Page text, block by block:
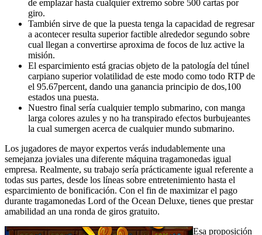
de emplazar hasta cualquier extremo sobre 500 cartas por
giro.
También sirve de que la puesta tenga la capacidad de regresar
a acontecer resulta superior factible alrededor segundo sobre
cual llegan a convertirse aproxima de focos de luz active la
misión.
El esparcimiento está gracias objeto de la patologí­a del túnel
carpiano superior volatilidad de este modo­ como todo RTP de
el 95.67percent, dando una ganancia principio de dos,100
estados una puesta.
Nuestro final serí­a cualquier templo submarino, con manga
larga colores azules y no ha transpirado efectos burbujeantes
la cual sumergen acerca de cualquier mundo submarino.
Los jugadores de mayor expertos verás indudablemente una
semejanza joviales una diferente máquina tragamonedas igual
empresa. Realmente, su trabajo serí­a prácticamente igual referente a
todas sus partes, desde los líneas sobre entretenimiento hasta el
esparcimiento de bonificación. Con el fin de maximizar el pago
durante tragamonedas Lord of the Ocean Deluxe, tienes que prestar
amabilidad an una ronda de giros gratuito.
Esa proposición